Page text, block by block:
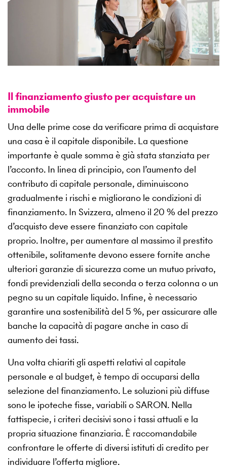
Il finanziamento giusto per acquistare un
immobile
Una delle prime cose da verificare prima di acquistare
una casa è il capitale disponibile. La questione
importante è quale somma è già stata stanziata per
l’acconto. In linea di principio, con l’aumento del
contributo di capitale personale, diminuiscono
gradualmente i rischi e migliorano le condizioni di
finanziamento. In Svizzera, almeno il 20 % del prezzo
d’acquisto deve essere finanziato con capitale
proprio. Inoltre, per aumentare al massimo il prestito
ottenibile, solitamente devono essere fornite anche
ulteriori garanzie di sicurezza come un mutuo privato,
fondi previdenziali della seconda o terza colonna o un
pegno su un capitale liquido. Infine, è necessario
garantire una sostenibilità del 5 %, per assicurare alle
banche la capacità di pagare anche in caso di
aumento dei tassi.
Una volta chiariti gli aspetti relativi al capitale
personale e al budget, è tempo di occuparsi della
selezione del finanziamento. Le soluzioni più diffuse
sono le ipoteche fisse, variabili o SARON. Nella
fattispecie, i criteri decisivi sono i tassi attuali e la
propria situazione finanziaria. È raccomandabile
confrontare le offerte di diversi istituti di credito per
individuare l’offerta migliore.